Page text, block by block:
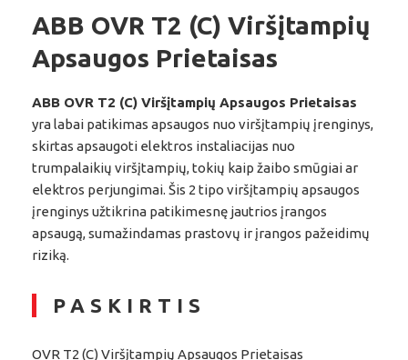
ABB OVR T2 (C) Viršįtampių
Apsaugos Prietaisas
ABB OVR T2 (C) Viršįtampių Apsaugos Prietaisas
yra labai patikimas apsaugos nuo viršįtampių įrenginys,
skirtas apsaugoti elektros instaliacijas nuo
trumpalaikių viršįtampių, tokių kaip žaibo smūgiai ar
elektros perjungimai. Šis 2 tipo viršįtampių apsaugos
įrenginys užtikrina patikimesnę jautrios įrangos
apsaugą, sumažindamas prastovų ir įrangos pažeidimų
riziką.
PASKIRTIS
OVR T2 (C) Viršįtampių Apsaugos Prietaisas